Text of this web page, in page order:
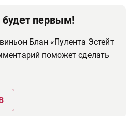
первым!
Блан «Пулента Эстейт
поможет сделать